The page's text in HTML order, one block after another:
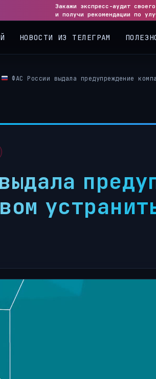
◀
Закажи экспресс-аудит
и получи рекомендации по
ФАС России выдала предупреждение